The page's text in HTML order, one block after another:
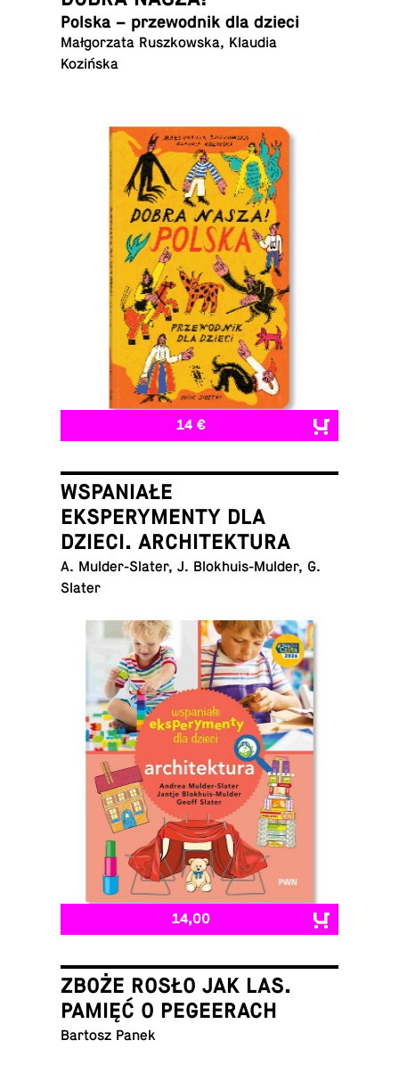
Polska – prze­wod­nik dla dzieci
Małgorzata Ruszkowska, Klaudia
Kozińska
14 €
WSPANIAŁE
EKSPERYMENTY DLA
DZIECI. ARCHITEKTURA
A. Mul­der-Slater, J. Blokhuis-Mul­der, G.
Slater
14,00
ZBOŻE ROSŁO JAK LAS.
PAMIĘĆ O PEGEERACH
Bartosz Panek